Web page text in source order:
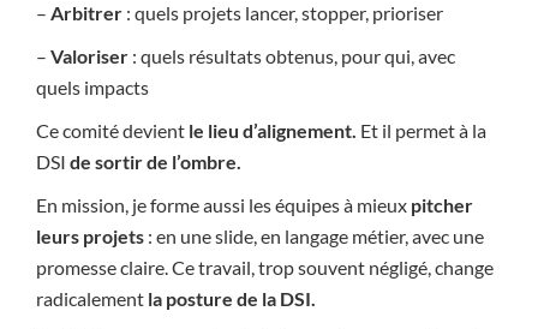
– Arbitrer : quels projets lancer, stopper, prioriser
– Valoriser : quels résultats obtenus, pour qui, avec
quels impacts
Ce comité devient le lieu d’alignement. Et il permet à la
DSI de sortir de l’ombre.
En mission, je forme aussi les équipes à mieux pitcher
leurs projets : en une slide, en langage métier, avec une
promesse claire. Ce travail, trop souvent négligé, change
radicalement la posture de la DSI.